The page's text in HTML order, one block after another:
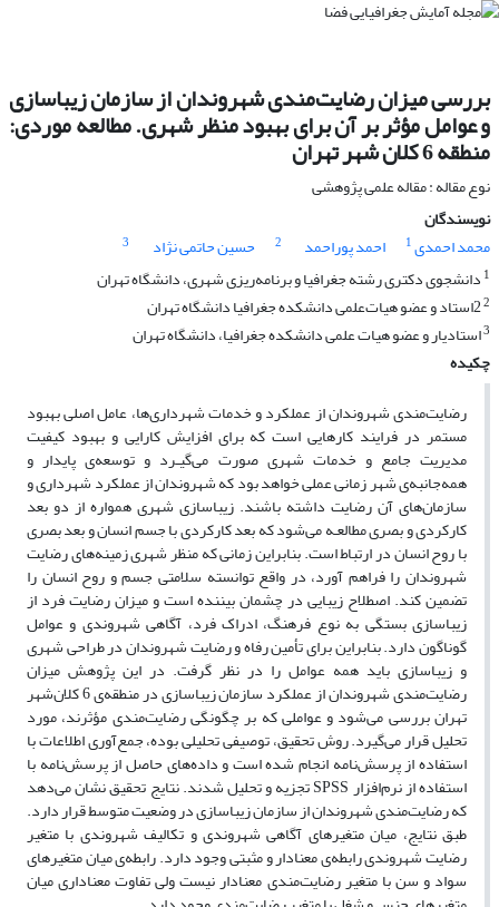
بررسی میزان رضایت‌مندی شهروندان از سازمان زیباسازی
و عوامل مؤثر بر آن برای بهبود منظر شهری. مطالعه موردی:
منطقه 6 کلان شهر تهران
نوع مقاله : مقاله علمی پژوهشی
نویسندگان
محمد احمدی1 احمد پوراحمد 2 حسین حاتمی نژاد
3
1 دانشجوی دکتری رشته جغرافیا و برنامه‌ریزی شهری، دانشگاه تهران
2
3استادیار و عضو هیات علمی دانشکده‌ جغرافیا، دانشگاه تهران
چکیده
رضایت‌مندی شهروندان از عملکرد و خدمات شهرداری‌ها، عامل اصلی بهبود
مستمر در فرایند کارهایی است که برای افزایش کارایی و بهبود کیفیت
مدیریت جامع و خدمات شهری صورت می‌گیـرد و توسعه‌ی پایدار و
همه‌جانبه‌ی شهر زمانی عملی خواهد بود که شهروندان از عملکرد شهرداری و
سازمان‌های آن رضایت داشته باشند. زیباسازی شهری همواره از دو بعد
کارکردی و بصری مطالعـه می‌شود که بعد کارکردی با جسم انسان و بعد بصری
با روح انسان در ارتباط است. بنابراین زمانی که منظر شهری زمینه‌های رضایت
شهروندان را فراهم آورد، در واقع توانسته سلامتی جسم و روح انسان را
تضمین کند. اصطلاح زیبایی در چشمان بیننده است و میزان رضایت فرد از
زیباسازی بستگی به نوع فرهنگ، ادراک فرد، آگاهی شهروندی و عوامل
گوناگون دارد. بنابراین برای تأمین رفاه و رضایت شهروندان در طراحی شهری
و زیباسازی باید همه عوامل را در نظر گرفت. در این پژوهش میزان
رضایت‌مندی شهروندان از عملکرد سازمان زیباسازی در منطقه‌ی 6 کلان‌شهر
تهران بررسی می‌شود و عواملی که بر چگونگی رضایت‌مندی مؤثرند، مورد
تحلیل قرار می‌گیرد. روش تحقیق، توصیفی تحلیلی بوده، جمع‌آوری اطلاعات با
استفاده از پرسش‌نامه انجام شده است و داده‌های حاصل از پرسش‌نامه با
استفاده از نرم‌افزار SPSS تجزیه و تحلیل شدند. نتایج تحقیق نشان می‌دهد
که رضایت‌مندی شهروندان از سازمان زیباسازی در وضعیت متوسط قرار دارد.
طبق نتایج، میان متغیرهای آگاهی شهروندی و تکالیف شهروندی با متغیر
رضایت شهروندی رابطه‌ی معنادار و مثبتی وجود دارد. رابطه‌ی میان متغیرهای
سواد و سن با متغیر رضایت‌مندی معنادار نیست ولی تفاوت معناداری میان